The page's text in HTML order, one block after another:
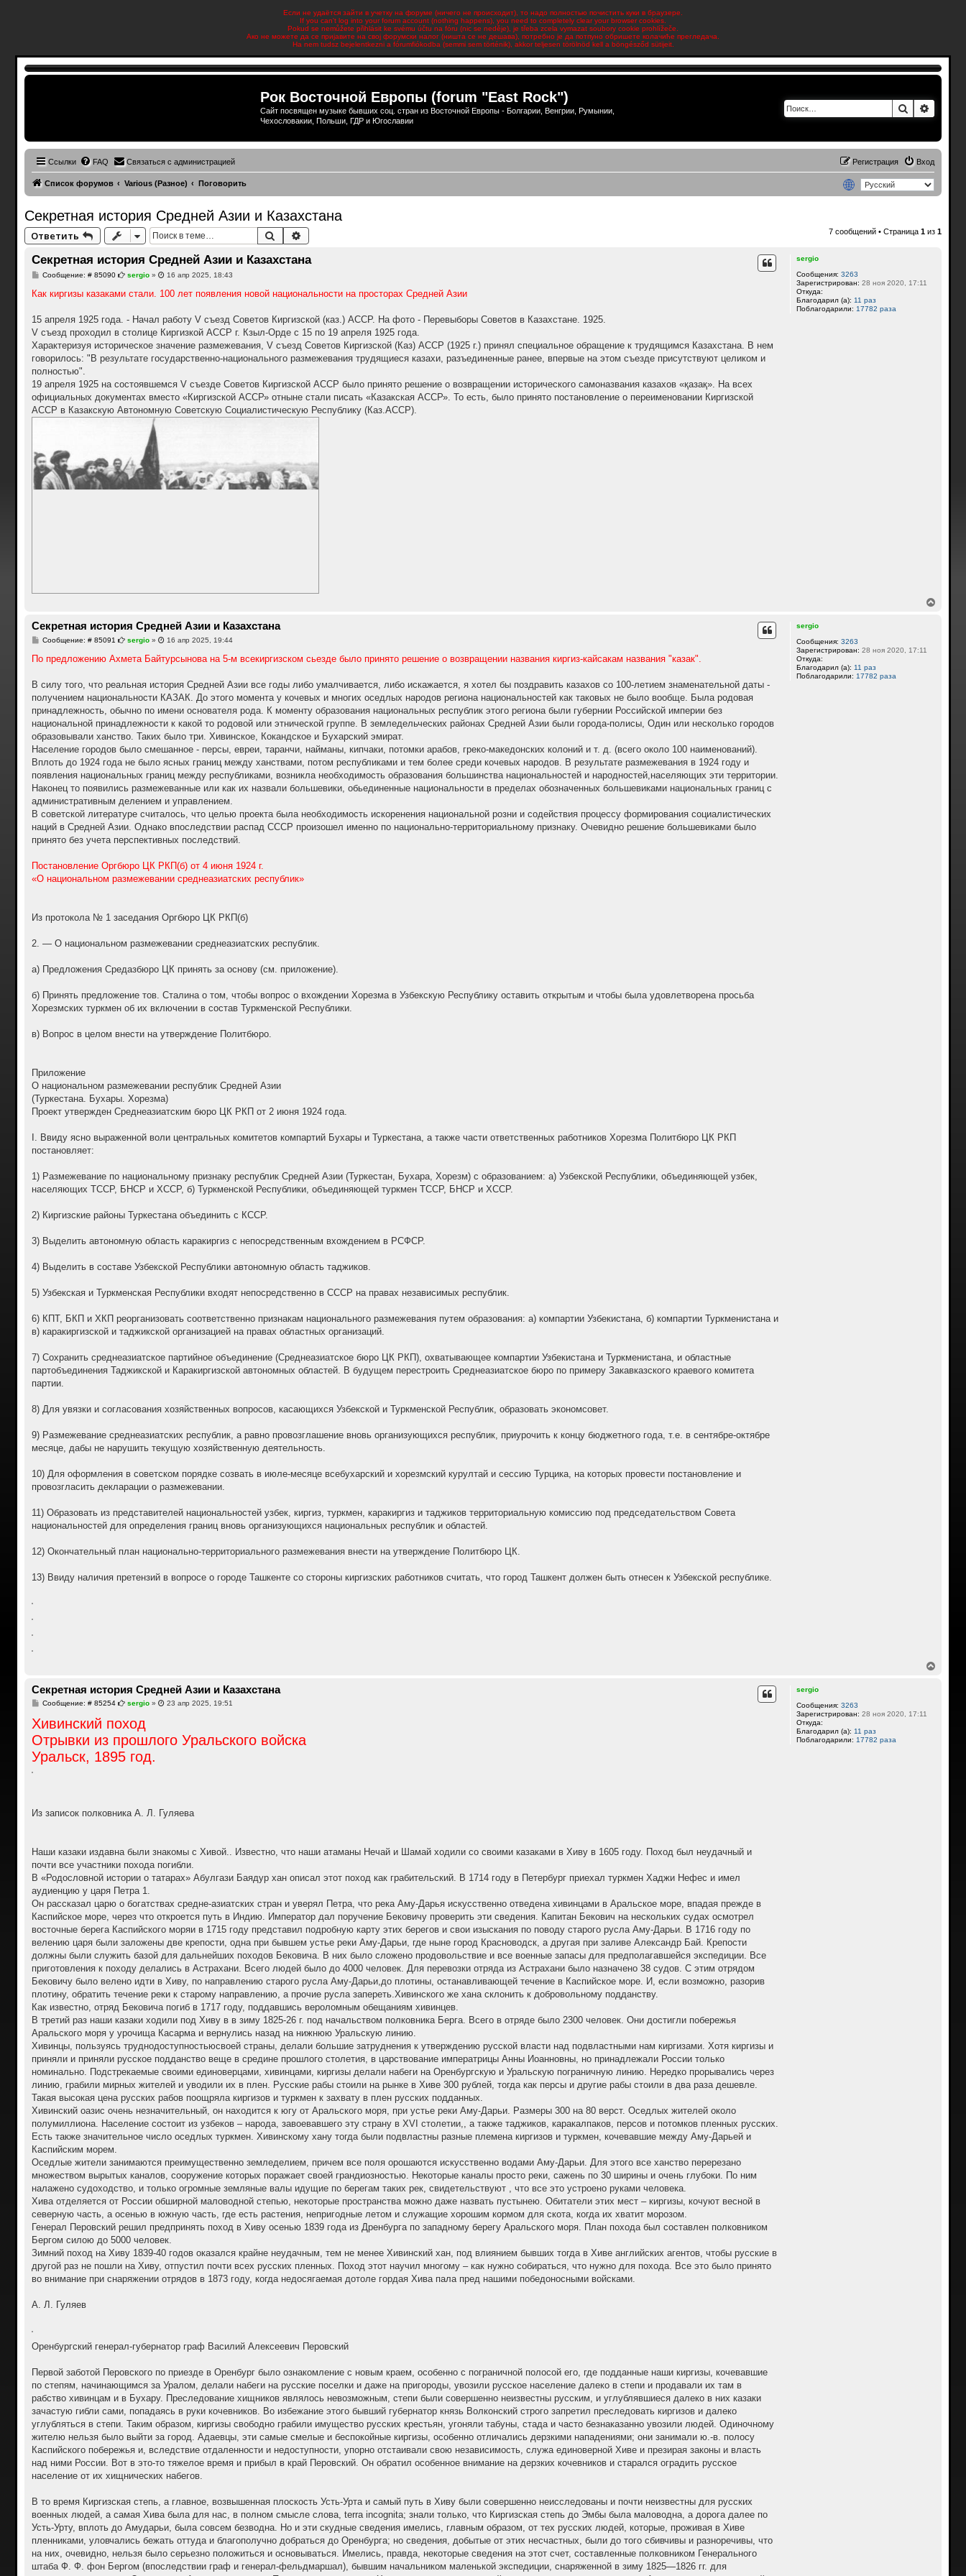
Если не удаётся зайти в учетку на форуме (ничего не происходит), то надо полностью почистить куки в браузере.
If you can't log into your forum account (nothing happens), you need to completely clear your browser cookies.
Pokud se nemůžete přihlásit ke svému účtu na fóru (nic se neděje), je třeba zcela vymazat soubory cookie prohlížeče.
Ако не можете да се пријавите на свој форумски налог (ништа се не дешава), потребно је да потпуно обришете колачиће прегледача.
Ha nem tudsz bejelentkezni a fórumfiókodba (semmi sem történik), akkor teljesen törölnöd kell a böngésződ sütijeit.
Рок Восточной Европы (forum "East Rock")
Сайт посвящен музыке бывших соц. стран из Восточной Европы - Болгарии, Венгрии, Румынии,
Чехословакии, Польши, ГДР и Югославии
Поиск
Ссылки FAQ Связаться с администрацией Вход
Регистрация
Список форумов Various (Разное) Поговорить
Секретная история Средней Азии и Казахстана
Ответить Поиск 7 сообщений • Страница1 из1
sergio
Сообщения: 3263
Зарегистрирован: 28 ноя 2020, 17:11
Откуда:
Благодарил (а): 11 раз
Поблагодарили: 17782 раза
Секретная история Средней Азии и Казахстана
Сообщение: # 85090С
о
е
н
и
е
sergio » 16 апр 2025, 18:43
Как киргизы казаками стали. 100 лет появления новой национальности на просторах Средней Азии
15 апреля 1925 года. - Начал работу V съезд Советов Киргизской (каз.) АССР. На фото - Перевыборы Советов в Казахстане. 1925.
V съезд проходил в столице Киргизкой АССР г. Кзыл-Орде с 15 по 19 апреля 1925 года.
Характеризуя историческое значение размежевания, V съезд Советов Киргизской (Каз) АССР (1925 г.) принял специальное обращение к трудящимся Казахстана. В нем
говорилось: "В результате государственно-национального размежевания трудящиеся казахи, разъединенные ранее, впервые на этом съезде присутствуют целиком и
полностью".
19 апреля 1925 на состоявшемся V съезде Советов Киргизской АССР было принято решение о возвращении исторического самоназвания казахов «қазақ». На всех
официальных документах вместо «Киргизской АССР» отныне стали писать «Казакская АССР». То есть, было принято постановление о переименовании Киргизской
АССР в Казакскую Автономную Советскую Социалистическую Республику (Каз.АССР).
sergio
Сообщения: 3263
Зарегистрирован: 28 ноя 2020, 17:11
Откуда:
Благодарил (а): 11 раз
Поблагодарили: 17782 раза
Секретная история Средней Азии и Казахстана
Сообщение: # 85091 С
о
е
и
е
sergio » 16 апр 2025, 19:44
По предложению Ахмета Байтурсынова на 5-м всекиргизском сьезде было принято решение о возвращении названия киргиз-кайсакам названия "казак".
В силу того, что реальная история Средней Азии все годы либо умалчивается, либо искажается, я хотел бы поздравить казахов со 100-летием знаменательной даты -
получением национальности КАЗАК. До этого момента у кочевых и многих оседлых народов региона национальностей как таковых не было вообще. Была родовая
принадлежность, обычно по имени основателя рода. К моменту образования национальных республик этого региона были губернии Российской империи без
национальной принадлежности к какой то родовой или этнической группе. В земледельческих районах Средней Азии были города-полисы, Один или несколько городов
образовывали ханство. Таких было три. Хивинское, Кокандское и Бухарский эмират.
Население городов было смешанное - персы, евреи, таранчи, найманы, кипчаки, потомки арабов, греко-македонских колоний и т. д. (всего около 100 наименований).
Вплоть до 1924 года не было ясных границ между ханствами, потом республиками и тем более среди кочевых народов. В результате размежевания в 1924 году и
появления национальных границ между республиками, возникла необходимость образования большинства национальностей и народностей,населяющих эти территории.
Наконец то появились размежеванные или как их назвали большевики, обьединенные национальности в пределах обозначенных большевиками национальных границ с
административным делением и управлением.
В советской литературе считалось, что целью проекта была необходимость искоренения национальной розни и содействия процессу формирования социалистических
наций в Средней Азии. Однако впоследствии распад СССР произошел именно по национально-территориальному признаку. Очевидно решение большевиками было
принято без учета перспективных последствий.
Постановление Оргбюро ЦК РКП(б) от 4 июня 1924 г.
«О национальном размежевании среднеазиатских республик»
Из протокола № 1 заседания Оргбюро ЦК РКП(б)
2. — О национальном размежевании среднеазиатских республик.
а) Предложения Средазбюро ЦК принять за основу (см. приложение).
б) Принять предложение тов. Сталина о том, чтобы вопрос о вхождении Хорезма в Узбекскую Республику оставить открытым и чтобы была удовлетворена просьба
Хорезмских туркмен об их включении в состав Туркменской Республики.
в) Вопрос в целом внести на утверждение Политбюро.
Приложение
О национальном размежевании республик Средней Азии
(Туркестана. Бухары. Хорезма)
Проект утвержден Среднеазиатским бюро ЦК РКП от 2 июня 1924 года.
I. Ввиду ясно выраженной воли центральных комитетов компартий Бухары и Туркестана, а также части ответственных работников Хорезма Политбюро ЦК РКП
постановляет:
1) Размежевание по национальному признаку республик Средней Азии (Туркестан, Бухара, Хорезм) с образованием: а) Узбекской Республики, объединяющей узбек,
населяющих ТССР, БНСР и ХССР, б) Туркменской Республики, объединяющей туркмен ТССР, БНСР и ХССР.
2) Киргизские районы Туркестана объединить с КССР.
3) Выделить автономную область каракиргиз с непосредственным вхождением в РСФСР.
4) Выделить в составе Узбекской Республики автономную область таджиков.
5) Узбекская и Туркменская Республики входят непосредственно в СССР на правах независимых республик.
6) КПТ, БКП и ХКП реорганизовать соответственно признакам национального размежевания путем образования: а) компартии Узбекистана, б) компартии Туркменистана и
в) каракиргизской и таджикской организацией на правах областных организаций.
7) Сохранить среднеазиатское партийное объединение (Среднеазиатское бюро ЦК РКП), охватывающее компартии Узбекистана и Туркменистана, и областные
партобъединения Таджикской и Каракиргизской автономных областей. В будущем перестроить Среднеазиатское бюро по примеру Закавказского краевого комитета
партии.
8) Для увязки и согласования хозяйственных вопросов, касающихся Узбекской и Туркменской Республик, образовать экономсовет.
9) Размежевание среднеазиатских республик, а равно провозглашение вновь организующихся республик, приурочить к концу бюджетного года, т.е. в сентябре-октябре
месяце, дабы не нарушить текущую хозяйственную деятельность.
10) Для оформления в советском порядке созвать в июле-месяце всебухарский и хорезмский курултай и сессию Турцика, на которых провести постановление и
провозгласить декларации о размежевании.
11) Образовать из представителей национальностей узбек, киргиз, туркмен, каракиргиз и таджиков территориальную комиссию под председательством Совета
национальностей для определения границ вновь организующихся национальных республик и областей.
12) Окончательный план национально-территориального размежевания внести на утверждение Политбюро ЦК.
13) Ввиду наличия претензий в вопросе о городе Ташкенте со стороны киргизских работников считать, что город Ташкент должен быть отнесен к Узбекской республике.
sergio
Сообщения: 3263
Зарегистрирован: 28 ноя 2020, 17:11
Откуда:
Благодарил (а): 11 раз
Поблагодарили: 17782 раза
Секретная история Средней Азии и Казахстана
Сообщение: # 85254 С
о
б
щ
е
н
и
sergio » 23 апр 2025, 19:51
Хивинский поход
Отрывки из прошлого Уральского войска
Уральск, 1895 год.
Из записок полковника А. Л. Гуляева
Наши казаки издавна были знакомы с Хивой.. Известно, что наши атаманы Нечай и Шамай ходили со своими казаками в Хиву в 1605 году. Поход был неудачный и
почти все участники похода погибли.
В «Родословной истории о татарах» Абулгази Баядур хан описал этот поход как грабительский. В 1714 году в Петербург приехал туркмен Хаджи Нефес и имел
аудиенцию у царя Петра 1.
Он рассказал царю о богатствах средне-азиатских стран и уверял Петра, что река Аму-Дарья искусственно отведена хивинцами в Аральское море, впадая прежде в
Каспийское море, через что откроется путь в Индию. Император дал поручение Бековичу проверить эти сведения. Капитан Бекович на нескольких судах осмотрел
восточные берега Каспийского моряи в 1715 году представил подробную карту этих берегов и свои изыскания по поводу старого русла Аму-Дарьи. В 1716 году по
велению царя были заложены две крепости, одна при бывшем устье реки Аму-Дарьи, где ныне город Красноводск, а другая при заливе Александр Бай. Крепости
должны были служить базой для дальнейших походов Бековича. В них было сложено продовольствие и все военные запасы для предполагавшейся экспедиции. Все
приготовления к походу делались в Астрахани. Всего людей было до 4000 человек. Для перевозки отряда из Астрахани было назначено 38 судов. С этим отрядом
Бековичу было велено идти в Хиву, по направлению старого русла Аму-Дарьи,до плотины, останавливающей течение в Каспийское море. И, если возможно, разорив
плотину, обратить течение реки к старому направлению, а прочие русла запереть.Хивинского же хана склонить к добровольному подданству.
Как известно, отряд Бековича погиб в 1717 году, поддавшись вероломным обещаниям хивинцев.
В третий раз наши казаки ходили под Хиву в в зиму 1825-26 г. под начальством полковника Берга. Всего в отряде было 2300 человек. Они достигли побережья
Аральского моря у урочища Касарма и вернулись назад на нижнюю Уральскую линию.
Хивинцы, пользуясь труднодоступностьюсвоей страны, делали большие затруднения к утверждению русской власти над подвластными нам киргизами. Хотя киргизы и
приняли и приняли русское подданство веще в средине прошлого столетия, в царствование императрицы Анны Иоанновны, но принадлежали России только
номинально. Подстрекаемые своими единоверцами, хивинцами, киргизы делали набеги на Оренбургскую и Уральскую пограничную линию. Нередко прорывались через
линию, грабили мирных жителей и уводили их в плен. Русские рабы стоили на рынке в Хиве 300 рублей, тогда как персы и другие рабы стоили в два раза дешевле.
Такая высокая цена русских рабов поощряла киргизов и туркмен к захвату в плен русских подданных.
Хивинский оазис очень незначительный, он находится к югу от Аральского моря, при устье реки Аму-Дарьи. Размеры 300 на 80 верст. Оседлых жителей около
полумиллиона. Население состоит из узбеков – народа, завоевавшего эту страну в XVI столетии,, а также таджиков, каракалпаков, персов и потомков пленных русских.
Есть также значительное число оседлых туркмен. Хивинскому хану тогда были подвластны разные племена киргизов и туркмен, кочевавшие между Аму-Дарьей и
Каспийским морем.
Оседлые жители занимаются преимущественно земледелием, причем все поля орошаются искусственно водами Аму-Дарьи. Для этого все ханство перерезано
множеством вырытых каналов, сооружение которых поражает своей грандиозностью. Некоторые каналы просто реки, сажень по 30 ширины и очень глубоки. По ним
налажено судоходство, и только огромные земляные валы идущие по берегам таких рек, свидетельствуют , что все это устроено руками человека.
Хива отделяется от России обширной маловодной степью, некоторые пространства можно даже назвать пустынею. Обитатели этих мест – киргизы, кочуют весной в
северную часть, а осенью в южную часть, где есть растения, непригодные летом и служащие хорошим кормом для скота, когда их хватит морозом.
Генерал Перовский решил предпринять поход в Хиву осенью 1839 года из Дренбурга по западному берегу Аральского моря. План похода был составлен полковником
Бергом силою до 5000 человек.
Зимний поход на Хиву 1839-40 годов оказался крайне неудачным, тем не менее Хивинский хан, под влиянием бывших тогда в Хиве английских агентов, чтобы русские в
другой раз не пошли на Хиву, отпустил почти всех русских пленных. Поход этот научил многому – как нужно собираться, что нужно для похода. Все это было принято
во внимание при снаряжении отрядов в 1873 году, когда недосягаемая дотоле гордая Хива пала пред нашими победоносными войсками.
А. Л. Гуляев
Оренбургский генерал-губернатор граф Василий Алексеевич Перовский
Первой заботой Перовского по приезде в Оренбург было ознакомление с новым краем, особенно с пограничной полосой его, где подданные наши киргизы, кочевавшие
по степям, начинающимся за Уралом, делали набеги на русские поселки и даже на пригороды, увозили русское население далеко в степи и продавали их там в
рабство хивинцам и в Бухару. Преследование хищников являлось невозможным, степи были совершенно неизвестны русским, и углублявшиеся далеко в них казаки
зачастую гибли сами, попадаясь в руки кочевников. Во избежание этого бывший губернатор князь Волконский строго запретил преследовать киргизов и далеко
углубляться в степи. Таким образом, киргизы свободно грабили имущество русских крестьян, угоняли табуны, стада и часто безнаказанно увозили людей. Одиночному
жителю нельзя было выйти за город. Адаевцы, эти самые смелые и беспокойные киргизы, особенно отличались дерзкими нападениями; они занимали ю.-в. полосу
Каспийского побережья и, вследствие отдаленности и недоступности, упорно отстаивали свою независимость, служа единоверной Хиве и презирая законы и власть
над ними России. Вот в это-то тяжелое время и прибыл в край Перовский. Он обратил особенное внимание на дерзких кочевников и старался оградить русское
население от их хищнических набегов.
В то время Киргизская степь, а главное, возвышенная плоскость Усть-Урта и самый путь в Хиву были совершенно неисследованы и почти неизвестны для русских
военных людей, а самая Хива была для нас, в полном смысле слова, terra incognita; знали только, что Киргизская степь до Эмбы была маловодна, а дорога далее по
Усть-Урту, вплоть до Амударьи, была совсем безводна. Но и эти скудные сведения имелись, главным образом, от тех русских людей, которые, проживая в Хиве
пленниками, уловчались бежать оттуда и благополучно добраться до Оренбурга; но сведения, добытые от этих несчастных, были до того сбивчивы и разноречивы, что
на них, очевидно, нельзя было серьезно положиться и основываться. Имелись, правда, некоторые сведения на этот счет, составленные полковником Генерального
штаба Ф. Ф. фон Бергом (впоследствии граф и генерал-фельдмаршал), бывшим начальником маленькой экспедиции, снаряженной в зиму 1825—1826 гг. для